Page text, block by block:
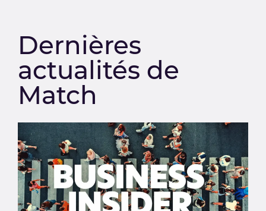
Dernières
actualités de
Match